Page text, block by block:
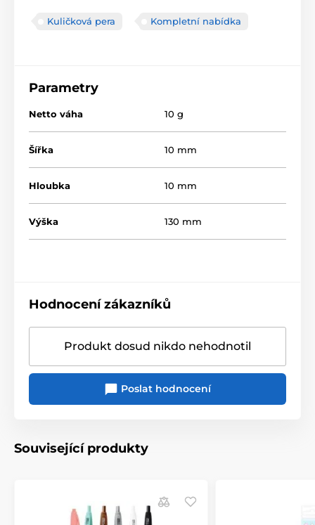
Kuličková pera Kompletní nabídka
Parametry
Netto váha 10 g
Šířka 10 mm
Hloubka 10 mm
Výška 130 mm
Hodnocení zákazníků
Produkt dosud nikdo nehodnotil
Poslat hodnocení
Související produkty